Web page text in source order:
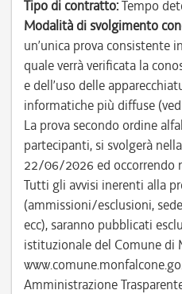
Tipo di contratto:Tempo
Modalità di svolgimento
un’unica prova consistente
quale verrà verificata la
e dell’uso delle
informatiche più diffuse
La prova secondo ordine
partecipanti, si svolgerà
22/06/2026 ed occorrendo
Tutti gli avvisi inerenti alla
(ammissioni/esclusioni,
ecc), saranno pubblicati
istituzionale del Comune di
Amministrazione